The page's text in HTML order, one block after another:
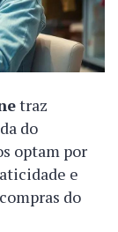
traz
do
optam por
e
do